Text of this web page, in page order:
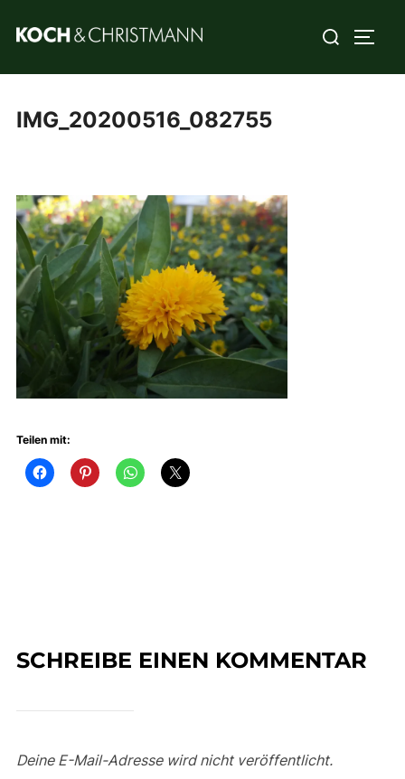
IMG_20200516_082755
Teilen mit:
SCHREIBE EINEN KOMMENTAR
Deine E-Mail-Adresse wird nicht veröffentlicht.